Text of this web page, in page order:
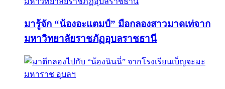
มารู้จัก “น้องอะแตมป์” มือกลองสาวมาดเท่จาก
มหาวิทยาลัยราชภัฏอุบลราชธานี